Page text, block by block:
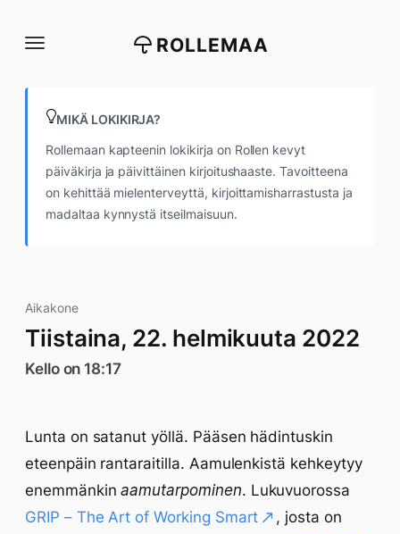
suoraan
ROLLEMAA
MIKÄ LOKIKIRJA?
Rollemaan kapteenin lokikirja on Rollen kevyt
päiväkirja ja päivittäinen kirjoitushaaste. Tavoitteena
on kehittää mielenterveyttä, kirjoittamisharrastusta ja
madaltaa kynnystä itseilmaisuun.
Aikakone
Tiistaina, 22. helmikuuta 2022
Kello on 18:17
Lunta on satanut yöllä. Pääsen hädintuskin
eteenpäin rantaraitilla. Aamulenkistä kehkeytyy
enemmänkinaamutarpominen. Lukuvuorossa
GRIP – The Art of Working Smart
, josta on